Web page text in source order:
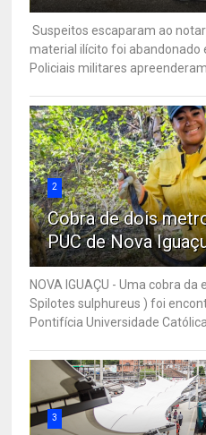
Suspeitos escaparam ao
material ilícito foi abandonado
Policiais militares
2
Cobra de dois
PUC de Nova
NOVA IGUAÇU - Uma cobra
Spilotes sulphureus ) foi
Pontifícia Universidade
3